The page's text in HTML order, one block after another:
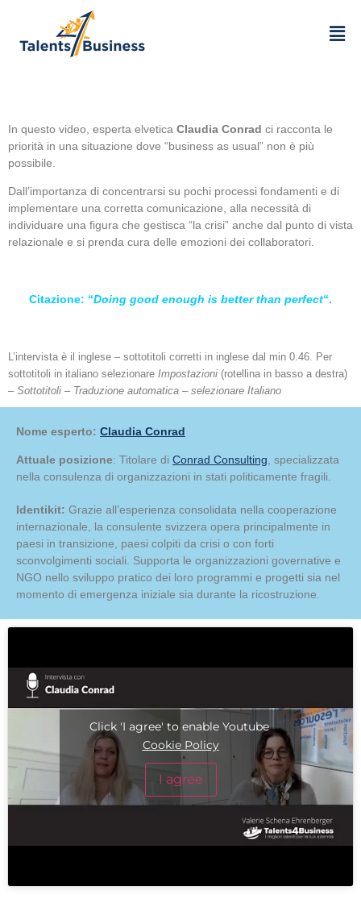
In questo video, esperta elvetica Claudia Conrad ci racconta le
priorità in una situazione dove “business as usual” non è più
possibile.
Dall’importanza di concentrarsi su pochi processi fondamenti e di
implementare una corretta comunicazione, alla necessità di
individuare una figura che gestisca “la crisi” anche dal punto di vista
relazionale e si prenda cura delle emozioni dei collaboratori.
Citazione: “Doing good enough is better than perfect“.
L’intervista è il inglese – sottotitoli corretti in inglese dal min 0.46. Per
sottotitoli in italiano selezionare Impostazioni (rotellina in basso a destra)
– Sottotitoli – Traduzione automatica – selezionare Italiano
Nome esperto: Claudia Conrad
Attuale posizione: Titolare di Conrad Consulting, specializzata
nella consulenza di organizzazioni in stati politicamente fragili.
Identikit: Grazie all’esperienza consolidata nella cooperazione
internazionale, la consulente svizzera opera principalmente in
paesi in transizione, paesi colpiti da crisi o con forti
sconvolgimenti sociali. Supporta le organizzazioni governative e
NGO nello sviluppo pratico dei loro programmi e progetti sia nel
momento di emergenza iniziale sia durante la ricostruzione.
Click 'I agree' to enable Youtube
Cookie Policy
I agree